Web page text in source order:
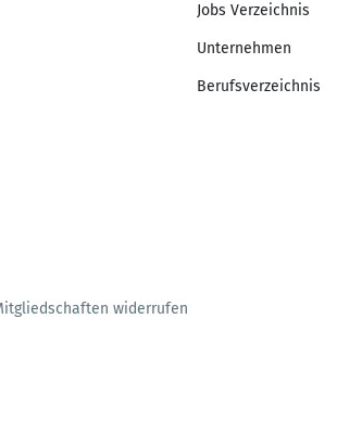
Jobs Verzeichnis
Unternehmen
Berufsverzeichnis
widerrufen